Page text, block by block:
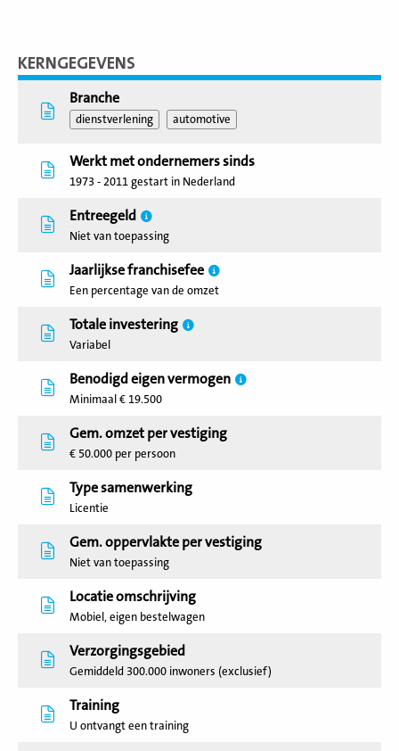
KERNGEGEVENS
Branche
dienstverlening automotive
Werkt met ondernemers sinds
1973 - 2011 gestart in Nederland
Entreegeld
Niet van toepassing
Jaarlijkse franchisefee
Een percentage van de omzet
Totale investering
Variabel
Benodigd eigen vermogen
Minimaal € 19.500
Gem. omzet per vestiging
€ 50.000 per persoon
Type samenwerking
Licentie
Gem. oppervlakte per vestiging
Niet van toepassing
Locatie omschrijving
Mobiel, eigen bestelwagen
Verzorgingsgebied
Gemiddeld 300.000 inwoners (exclusief)
Training
U ontvangt een training